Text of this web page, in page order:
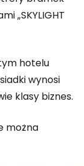
„SKYLIGHT
hotelu
wynosi
klasy biznes.
można